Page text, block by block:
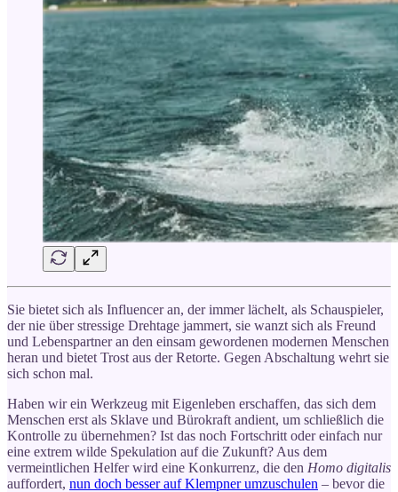
Sie bietet sich als Influencer an, der immer lächelt, als Schauspieler,
der nie über stressige Drehtage jammert, sie wanzt sich als Freund
und Lebenspartner an den einsam gewordenen modernen Menschen
heran und bietet Trost aus der Retorte. Gegen Abschaltung wehrt sie
sich schon mal.
Haben wir ein Werkzeug mit Eigenleben erschaffen, das sich dem
Menschen erst als Sklave und Bürokraft andient, um schließlich die
Kontrolle zu übernehmen? Ist das noch Fortschritt oder einfach nur
eine extrem wilde Spekulation auf die Zukunft? Aus dem
vermeintlichen Helfer wird eine Konkurrenz, die den Homo digitalis
auffordert, nun doch besser auf Klempner umzuschulen – bevor die